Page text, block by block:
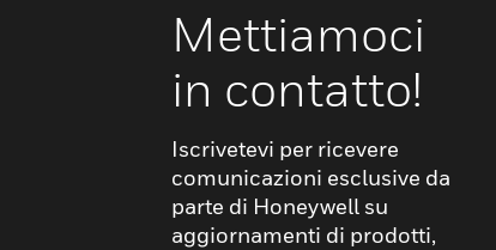
Mettiamoci
in contatto!
Iscrivetevi per ricevere
comunicazioni esclusive da
parte di Honeywell su
aggiornamenti di prodotti,